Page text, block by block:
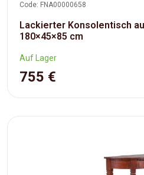
Code: FNA00000658
Lackierter Konsolentisch
180×45×85 cm
Auf Lager
755 €